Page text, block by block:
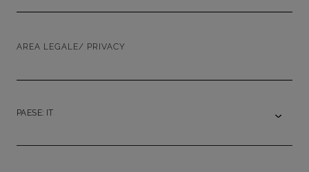
AREA LEGALE/ PRIVACY
PAESE: IT